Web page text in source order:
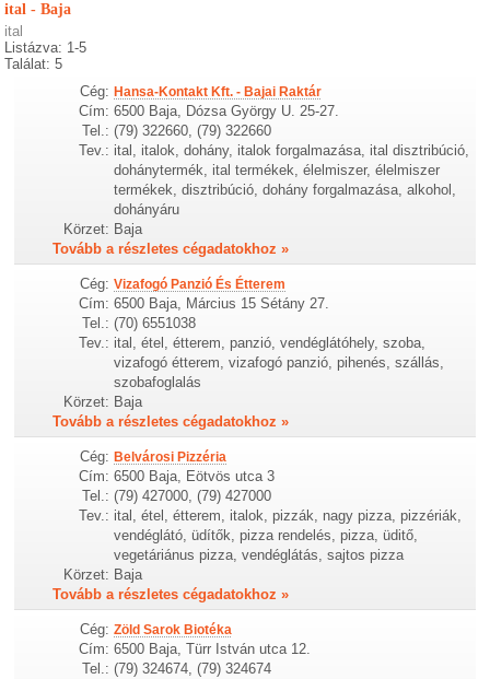
ital - Baja
ital
Listázva: 1-5
Találat: 5
Cég: Hansa-Kontakt Kft. - Bajai Raktár
Cím: 6500 Baja, Dózsa György U. 25-27.
Tel.: (79) 322660, (79) 322660
Tev.: ital, italok, dohány, italok forgalmazása, ital disztribúció,
dohánytermék, ital termékek, élelmiszer, élelmiszer
termékek, disztribúció, dohány forgalmazása, alkohol,
dohányáru
Körzet: Baja
Tovább a részletes cégadatokhoz »
Cég: Vizafogó Panzió És Étterem
Cím: 6500 Baja, Március 15 Sétány 27.
Tel.: (70) 6551038
Tev.: ital, étel, étterem, panzió, vendéglátóhely, szoba,
vizafogó étterem, vizafogó panzió, pihenés, szállás,
szobafoglalás
Körzet: Baja
Tovább a részletes cégadatokhoz »
Cég: Belvárosi Pizzéria
Cím: 6500 Baja, Eötvös utca 3
Tel.: (79) 427000, (79) 427000
Tev.: ital, étel, étterem, italok, pizzák, nagy pizza, pizzériák,
vendéglátó, üdítők, pizza rendelés, pizza, üditő,
vegetáriánus pizza, vendéglátás, sajtos pizza
Körzet: Baja
Tovább a részletes cégadatokhoz »
Cég: Zöld Sarok Biotéka
Cím: 6500 Baja, Türr István utca 12.
Tel.: (79) 324674, (79) 324674